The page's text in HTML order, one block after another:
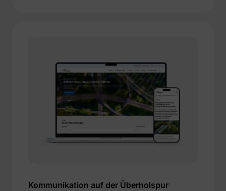
Kommunikation auf der Überholspur